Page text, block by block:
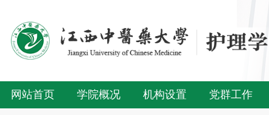
网站首页 学院概况 机构设置 党群工作